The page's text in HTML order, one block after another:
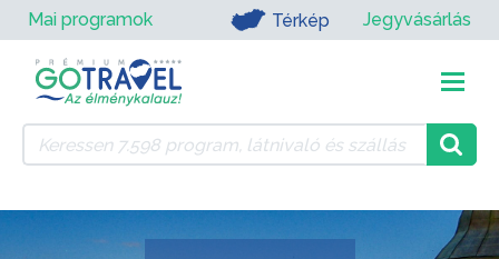
Mai programok Térkép Jegyvásárlás